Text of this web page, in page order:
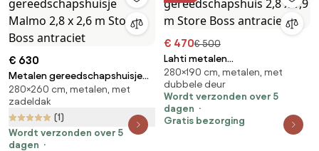
€ 630
Metalen gereedschapshuisje
Malmo 2,8 x 2,6 m Store Boss
antraciet
280×260 cm, metalen, met
zadeldak
(1)
Wordt verzonden over 5
dagen
€ 470€ 500
Lahti metalen
gereedschapshuis 2,8 x 1,9 m
Store Boss antraciet
280×190 cm, metalen, met
dubbele deur
Wordt verzonden over 5
dagen
Gratis bezorging